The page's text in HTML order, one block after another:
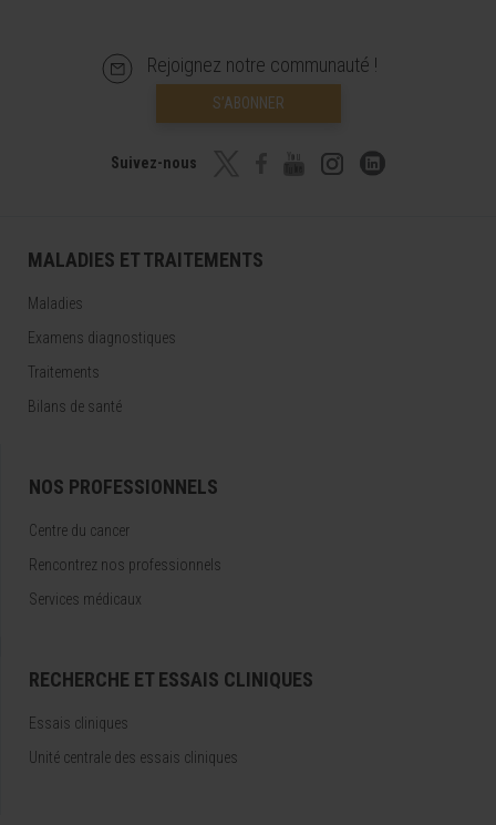
Rejoignez notre communauté !
S’ABONNER
Suivez-nous
MALADIES ET TRAITEMENTS
Maladies
Examens diagnostiques
Traitements
Bilans de santé
NOS PROFESSIONNELS
Centre du cancer
Rencontrez nos professionnels
Services médicaux
RECHERCHE ET ESSAIS CLINIQUES
Essais cliniques
Unité centrale des essais cliniques